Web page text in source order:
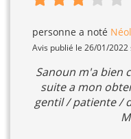
personne a noté
Avis publié le 26/01/
Sanoun m'a bien
suite a mon
gentil / patiente /